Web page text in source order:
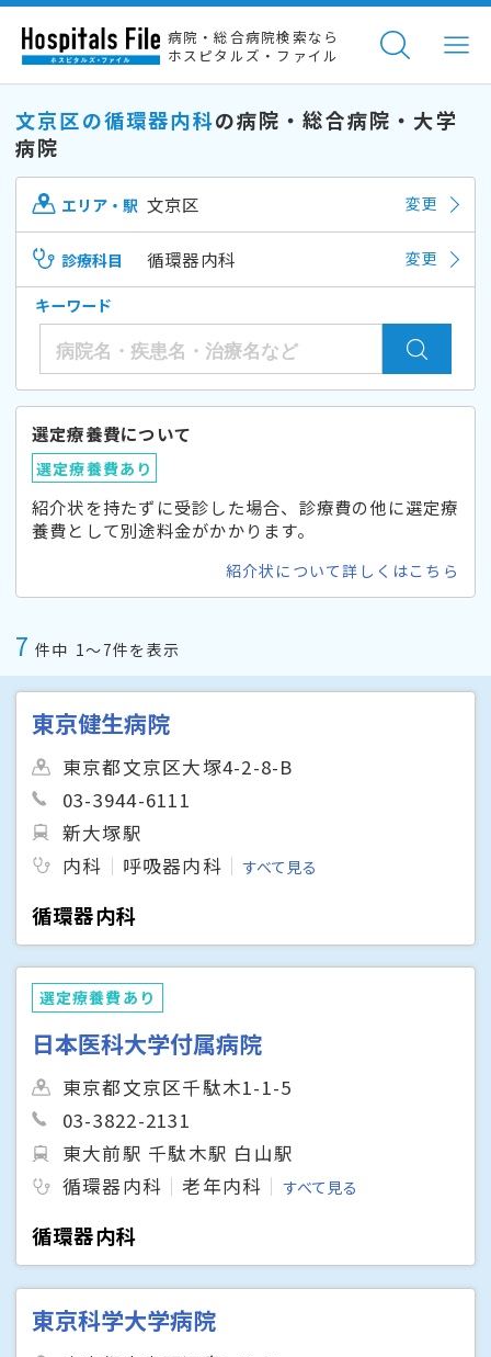
病院・総合病院検索なら
ホスピタルズ・ファイル
文京区の循環器内科の病院・総合病院・大学
病院
エリア・駅 文京区 変更
診療科目 循環器内科 変更
キーワード
選定療養費について
選定療養費あり
紹介状を持たずに受診した場合、診療費の他に選定療
養費として別途料金がかかります。
紹介状について詳しくはこちら
7 件中 1〜7件を表示
東京健生病院
東京都文京区大塚4-2-8-B
03-3944-6111
新大塚駅
内科
呼吸器内科 すべて見る
循環器内科
選定療養費あり
日本医科大学付属病院
東京都文京区千駄木1-1-5
03-3822-2131
東大前駅 千駄木駅 白山駅
循環器内科
老年内科 すべて見る
循環器内科
東京科学大学病院